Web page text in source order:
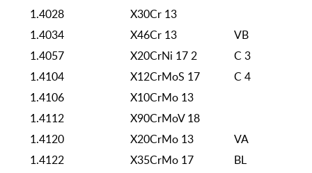
1.4028
X30Cr 13
1.4034
X46Cr 13
VB
1.4057
X20CrNi 17 2
C 3
1.4104
X12CrMoS 17
C 4
1.4106
X10CrMo 13
1.4112
X90CrMoV 18
1.4120
X20CrMo 13
VA
1.4122
X35CrMo 17
BL